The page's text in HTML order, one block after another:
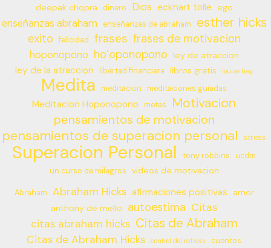
deepak chopra dinero Dios eckhart tolle ego
enseñanzas abraham enseñanzas de abraham esther hicks
exito felicidad frases frases de motivacion
hoponopono ho’oponopono ley de atraccion
ley de la atraccion libertad financiera libros gratis louise hay
Medita meditacion meditaciones guiadas
Meditacion Hoponopono metas Motivacion
pensamientos de motivacion
pensamientos de superacion personal stress
Superacion Personal tony robbins
ucdm
un curso de milagros
videos de motivacion
Abraham Abraham Hicks afirmaciones positivas
amor
anthony de mello
autoestima Citas
citas abraham hicks Citas de Abraham
Citas de Abraham Hicks control del estress cuentos